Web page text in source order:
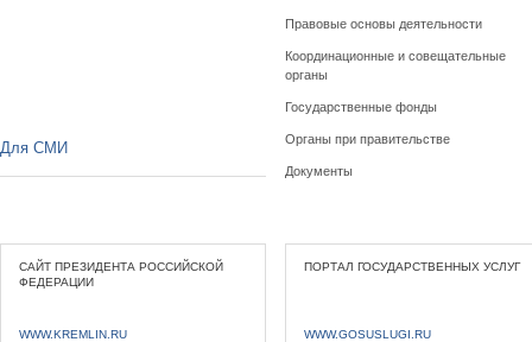
Правовые основы деятельности
Координационные и совещательные
органы
Государственные фонды
Органы при правительстве
Документы
Для СМИ
САЙТ ПРЕЗИДЕНТА РОССИЙСКОЙ
ФЕДЕРАЦИИ
WWW.KREMLIN.RU
ПОРТАЛ ГОСУДАРСТВЕННЫХ УСЛУГ
WWW.GOSUSLUGI.RU